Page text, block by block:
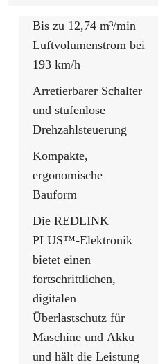
Bis zu 12,74 m³/min
Luftvolumenstrom bei
193 km/h
Arretierbarer Schalter
und stufenlose
Drehzahlsteuerung
Kompakte,
ergonomische
Bauform
Die REDLINK
PLUS™-Elektronik
bietet einen
fortschrittlichen,
digitalen
Überlastschutz für
Maschine und Akku
und hält die Leistung